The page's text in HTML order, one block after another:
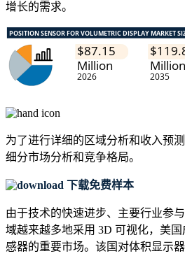
增长的需求。
为了进行详细的区域分析和收入预
细分市场分析和竞争格局。
下载免费样本
由于技术的快速进步、主要行业参
域越来越多地采用 3D 可视化，美
感器的重要市场。该国对体积显示